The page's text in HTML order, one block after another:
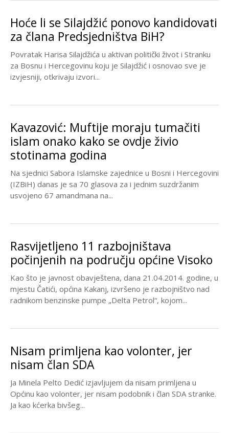
Hoće li se Silajdžić ponovo kandidovati
za člana Predsjedništva BiH?
Povratak Harisa Silajdžića u aktivan politički život i Stranku
za Bosnu i Hercegovinu koju je Silajdžić i osnovao sve je
izvjesniji, otkrivaju izvori...
Kavazović: Muftije moraju tumačiti
islam onako kako se ovdje živio
stotinama godina
Na sjednici Sabora Islamske zajednice u Bosni i Hercegovini
(IZBiH) danas je sa 70 glasova za i jednim suzdržanim
usvojeno 67 amandmana na...
Rasvijetljeno 11 razbojništava
počinjenih na području općine Visoko
Kao što je javnost obavještena, dana 21.04.2014. godine, u
mjestu Čatići, općina Kakanj, izvršeno je razbojništvo nad
radnikom benzinske pumpe „Delta Petrol“, kojom...
Nisam primljena kao volonter, jer
nisam član SDA
Ja Minela Pelto Dedić izjavljujem da nisam primljena u
Općinu kao volonter, jer nisam podobnik i član SDA stranke.
Ja kao kćerka bivšeg...